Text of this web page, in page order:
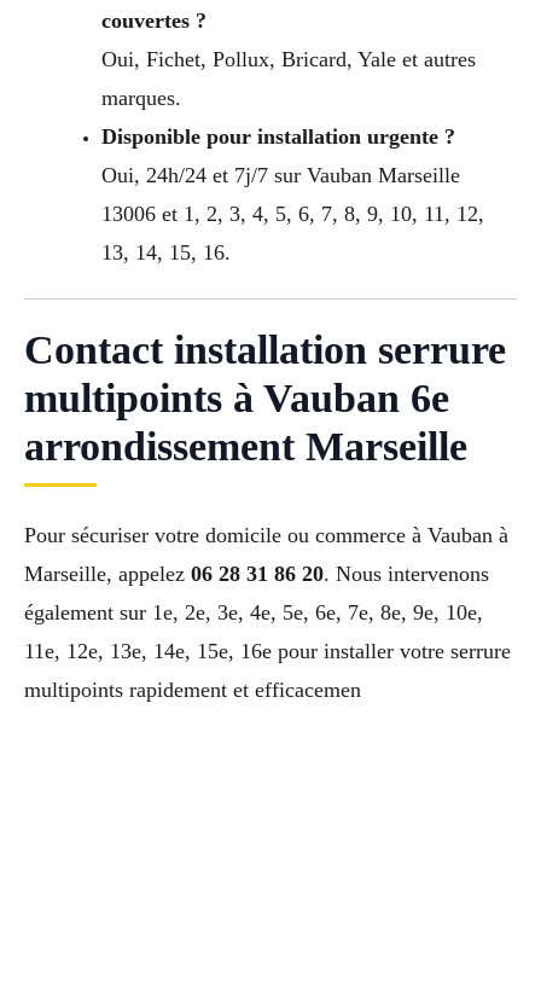
couvertes ?
Oui, Fichet, Pollux, Bricard, Yale et autres
marques.
Disponible pour installation urgente ?
Oui, 24h/24 et 7j/7 sur Vauban Marseille
13006 et 1, 2, 3, 4, 5, 6, 7, 8, 9, 10, 11, 12,
13, 14, 15, 16.
Contact installation serrure
multipoints à Vauban 6e
arrondissement Marseille
Pour sécuriser votre domicile ou commerce à Vauban à
Marseille, appelez 06 28 31 86 20. Nous intervenons
également sur 1e, 2e, 3e, 4e, 5e, 6e, 7e, 8e, 9e, 10e,
11e, 12e, 13e, 14e, 15e, 16e pour installer votre serrure
multipoints rapidement et efficacemen